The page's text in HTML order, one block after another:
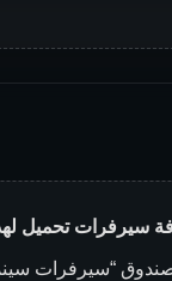
سيرفرات تحميل
“سيرفرات